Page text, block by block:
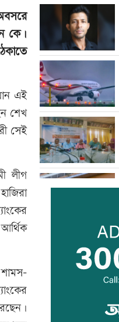
কে।
এই
শেখ
সেই
লীগ